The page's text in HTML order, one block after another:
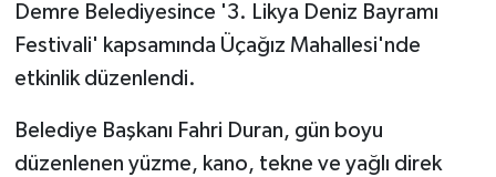
Demre Belediyesince '3. Likya Deniz Bayramı
Festivali' kapsamında Üçağız Mahallesi'nde
etkinlik düzenlendi.
Belediye Başkanı Fahri Duran, gün boyu
düzenlenen yüzme, kano, tekne ve yağlı direk